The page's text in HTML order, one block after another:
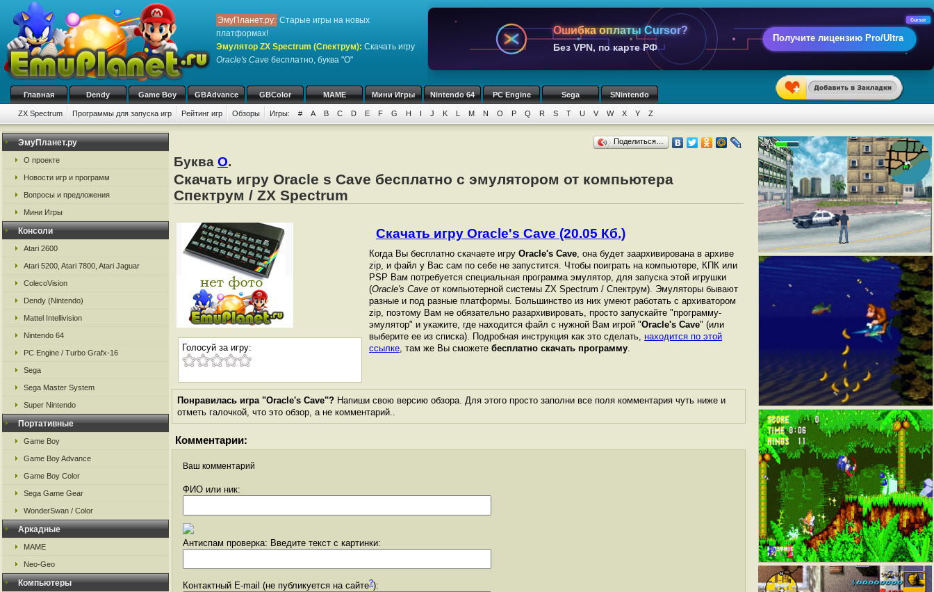
ЭмуПланет.ру: Старые игры на новых
платформах!
Эмулятор ZX Spectrum (Спектрум): Скачать игру
Oracle's Cave бесплатно, буква "O"
Ошибка оплаты Cursor?
Без VPN, по карте РФ
Получите лицензию Pro/Ultra
Cursor
Главная Dendy Game Boy GBAdvance GBColor MAME Мини Игры Nintendo 64 PC Engine Sega SNintendo
ZX Spectrum Программы для запуска игр Рейтинг игр Обзоры Игры: # A B C D E F G H I J K L M N O P Q R S T U V W X Y Z
ЭмуПланет.ру
О проекте
Новости игр и программ
Вопросы и предложения
Мини Игры
Консоли
Atari 2600
Atari 5200, Atari 7800, Atari Jaguar
ColecoVision
Dendy (Nintendo)
Mattel Intellivision
Nintendo 64
PC Engine / Turbo Grafx-16
Sega
Sega Master System
Super Nintendo
Портативные
Game Boy
Game Boy Advance
Game Boy Color
Sega Game Gear
WonderSwan / Color
Аркадные
MAME
Neo-Geo
Компьютеры
Поделиться…
Буква O.
Скачать игру Oracle s Cave бесплатно с эмулятором от компьютера
Спектрум / ZX Spectrum
Голосуй за игру:
Скачать игру Oracle's Cave (20.05 Кб.)
Когда Вы бесплатно скачаете игру Oracle's Cave, она будет заархивирована в архиве
zip, и файл у Вас сам по себе не запустится. Чтобы поиграть на компьютере, КПК или
PSP Вам потребуется специальная программа эмулятор, для запуска этой игрушки
(Oracle's Cave от компьютерной системы ZX Spectrum / Спектрум). Эмуляторы бывают
разные и под разные платформы. Большинство из них умеют работать с архиватором
zip, поэтому Вам не обязательно разархивировать, просто запускайте "программу-
эмулятор" и укажите, где находится файл с нужной Вам игрой "Oracle's Cave" (или
выберите ее из списка). Подробная инструкция как это сделать, находится по этой
ссылке, там же Вы сможете бесплатно скачать программу.
Понравилась игра "Oracle's Cave"? Напиши свою версию обзора. Для этого просто заполни все поля комментария чуть ниже и
отметь галочкой, что это обзор, а не комментарий..
Комментарии:
Ваш комментарий
ФИО или ник:
Антиспам проверка: Введите текст с картинки:
Контактный E-mail (не публикуется на сайте?):